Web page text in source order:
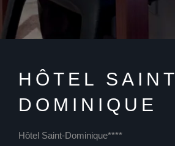
HÔTEL SAINT
DOMINIQUE
Hôtel Saint-Dominique****